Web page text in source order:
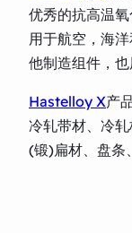
优秀的抗高温氧
用于航空，海
他制造组件，也
Hastelloy X产
冷轧带材、冷
(锻)扁材、盘条